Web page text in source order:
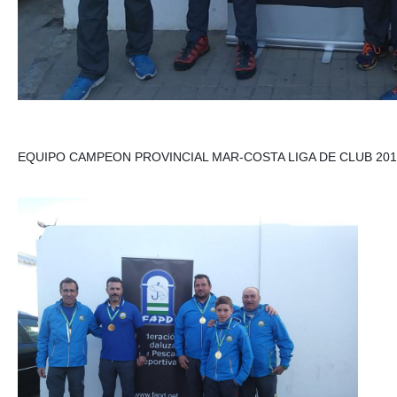
EQUIPO CAMPEON PROVINCIAL MAR-COSTA LIGA DE CLUB